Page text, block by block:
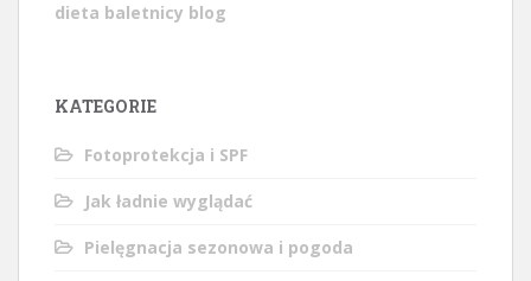
dieta baletnicy blog
KATEGORIE
Fotoprotekcja i SPF
Jak ładnie wyglądać
Pielęgnacja sezonowa i pogoda